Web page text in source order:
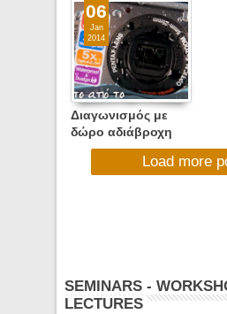
Διαγωνισμός με
δώρο αδιάβροχη
φωτογραφική
μηχανή Pentax
06
Jan
2014
Load more
SEMINARS -
LECTURES